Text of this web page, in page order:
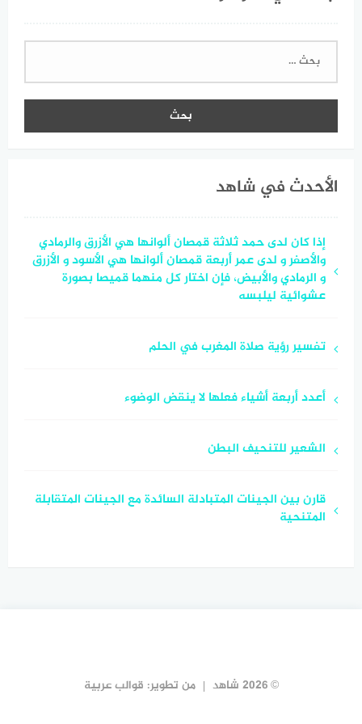
البحث
الأحدث في شاهد
إذا كان لدى حمد ثلاثة قمصان ألوانها هي الأزرق والرمادي
والأصفر و لدى عمر أربعة قمصان ألوانها هي الأسود و الأزرق
و الرمادي والأبيض، فإن اختار كل منهما قميصا بصورة
عشوائية ليلبسه
تفسير رؤية صلاة المغرب في الحلم
أعدد أربعة أشياء فعلها لا ينقض الوضوء
الشعير للتنحيف البطن
قارن بين الجينات المتبادلة السائدة مع الجينات المتقابلة
المتنحية
© 2026 شاهد من تطوير: قوالب عربية